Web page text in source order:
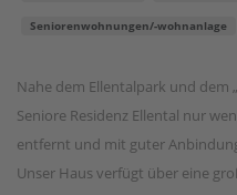
Seniorenwohnungen/-wohnanlage
Nahe dem Ellentalpark und dem
Seniore Residenz Ellental nur
entfernt und mit guter
Unser Haus verfügt über eine